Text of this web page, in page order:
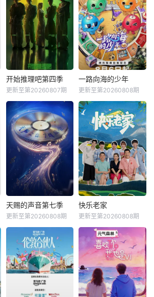
开始推理吧第四季
更新至第20260807期
一路向海的少年
更新至第20260808期
天赐的声音第七季
更新至第20260808期
快乐老家
更新至第20260808期